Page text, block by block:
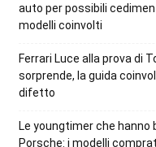
auto per possibili
modelli coinvolti
Ferrari Luce alla prova di
sorprende, la guida
difetto
Le youngtimer che hanno
Porsche: i modelli